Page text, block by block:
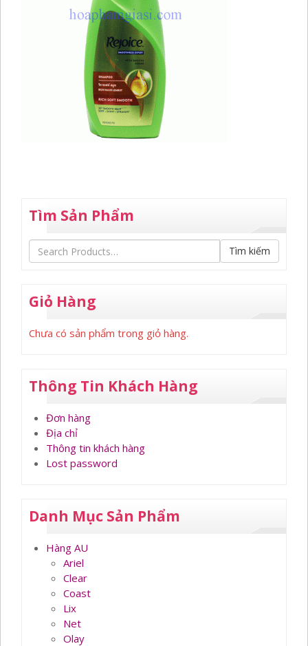
Tìm Sản Phẩm
Tìm kiếm
Giỏ Hàng
Chưa có sản phẩm trong giỏ hàng.
Thông Tin Khách Hàng
Đơn hàng
Địa chỉ
Thông tin khách hàng
Lost password
Danh Mục Sản Phẩm
Hàng AU
Ariel
Clear
Coast
Lix
Net
Olay